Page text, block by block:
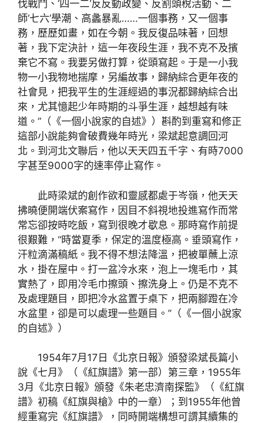
伐戰鬥、‘四一二’反反動政變、反割頭稅活動、二
師‘七六’學潮、高蠡暴亂……一個事務，又一個事
務，歷歷如畫，如在今朝。我反復品味著，回想
著，我下定決計，這一年夜段生涯，我不克不及擯
棄它不寫。我要另做打算，從頭寫起。于是一小我
物一小我物地揣摩，另編故事，歸納綜合更年夜的
社會見，把我平生的生涯經過的事況都歸納綜合出
來，尤其憶起少年時期的斗爭生涯，越想越有味
道。”（《一個小說家的自述》）斟酌到重寫和修正
這部小說能夠會破費幾年時光，梁斌起意調回河
北。到河北文聯后，他以天天四五千字、有時7000
字甚至9000字的速率停止寫作。
此時梁斌的創作欲和靈感都處于岑嶺，他天天
拂曉便開端伏案寫作，因目不斜視地投進寫作而常
常忘卻按時吃飯，寫到很晚才歇息。那時寫作前提
很艱難，“時當夏季，保定的溫度極高。垂頭寫作，
汗粒滴滿稿紙。我不得不想法降溫，把被單蘸上涼
水，掛在屋中。打一盆冷水來，泡上一塊毛巾，其
實熱了，即用冷毛巾擦頭、擦洗身上。仍是不克不
及處理題目，即把冷水盆置于桌下，把兩腳蹬在冷
水盆里，卻是可以處理一些題目。”（《一個小說家
的自述》）
1954年7月17日《北京日報》頒發梁斌長篇小
說《七月》（《紅旗譜》第一部）第三章，1955年
3月《北京日報》頒發《朱老忠濟南探監》（《紅旗
譜》初稿《紅旗與槍》中的一章）；到1955年他曾
經重寫完《紅旗譜》，同時開端構想可謂其續集的